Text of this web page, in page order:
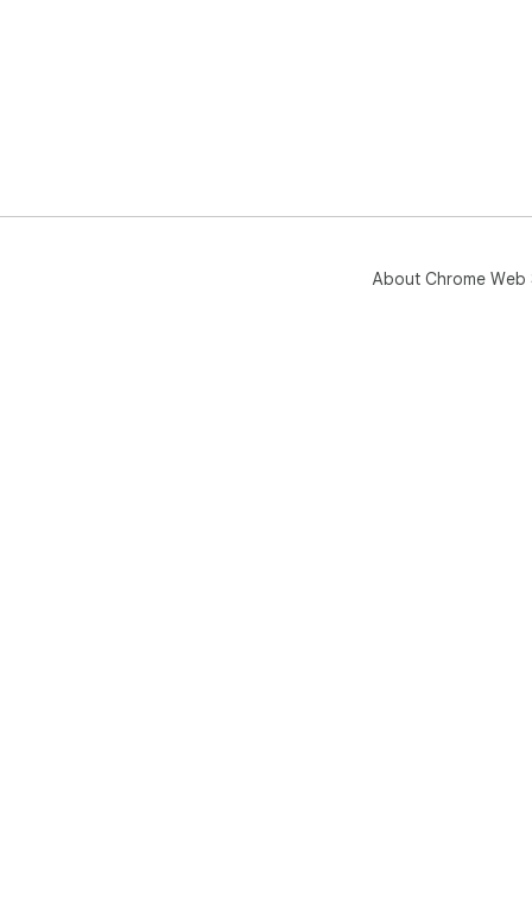
About Chrome Web